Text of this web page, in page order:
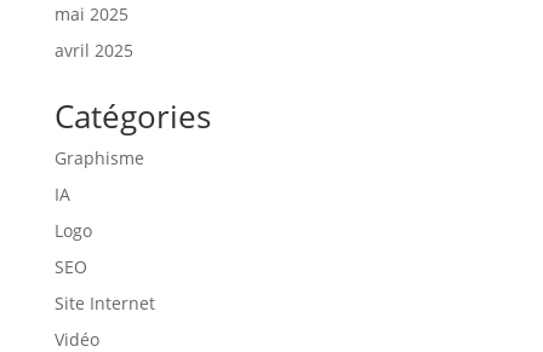
mai 2025
avril 2025
Catégories
Graphisme
IA
Logo
SEO
Site Internet
Vidéo